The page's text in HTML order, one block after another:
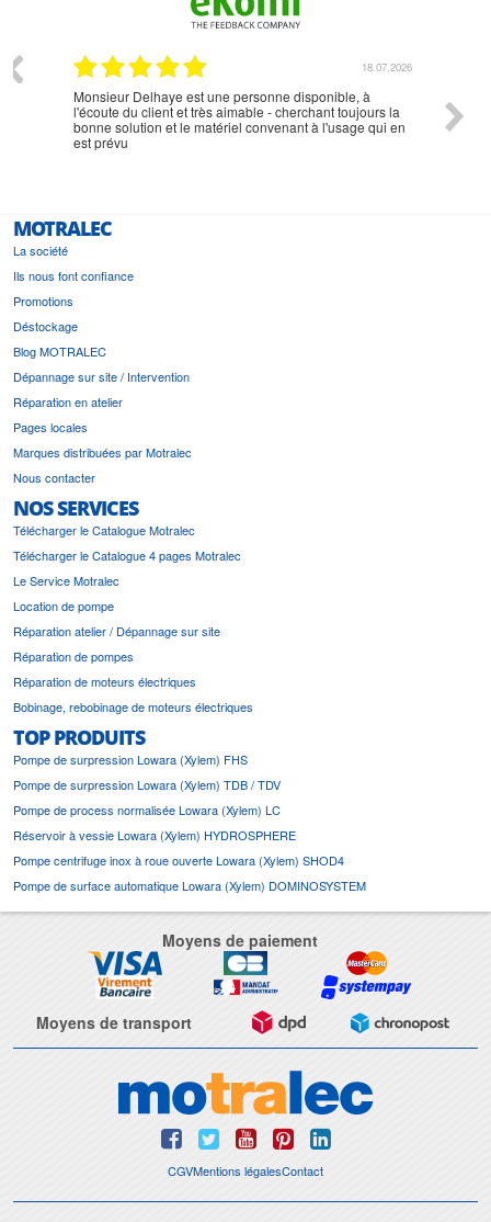
18.07.2026
Monsieur Delhaye est une personne disponible, à
l'écoute du client et très aimable - cherchant toujours la
bonne solution et le matériel convenant à l'usage qui en
est prévu
MOTRALEC
La société
Ils nous font confiance
Promotions
Déstockage
Blog MOTRALEC
Dépannage sur site / Intervention
Réparation en atelier
Pages locales
Marques distribuées par Motralec
Nous contacter
NOS SERVICES
Télécharger le Catalogue Motralec
Télécharger le Catalogue 4 pages Motralec
Le Service Motralec
Location de pompe
Réparation atelier / Dépannage sur site
Réparation de pompes
Réparation de moteurs électriques
Bobinage, rebobinage de moteurs électriques
TOP PRODUITS
Pompe de surpression Lowara (Xylem) FHS
Pompe de surpression Lowara (Xylem) TDB / TDV
Pompe de process normalisée Lowara (Xylem) LC
Réservoir à vessie Lowara (Xylem) HYDROSPHERE
Pompe centrifuge inox à roue ouverte Lowara (Xylem) SHOD4
Pompe de surface automatique Lowara (Xylem) DOMINOSYSTEM
Moyens de paiement
Moyens de transport
CGVMentions légalesContact